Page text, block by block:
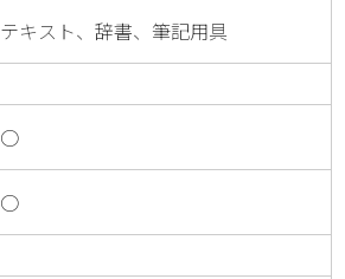
テキスト、辞書、筆記用具
○
○